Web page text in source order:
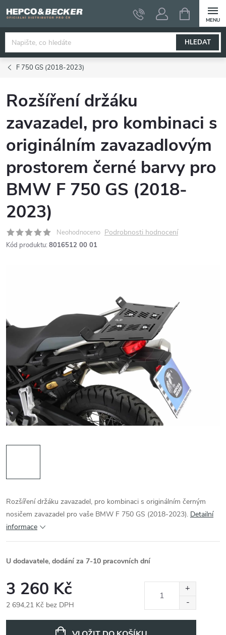
na
obsah
HLEDAT
NÁKUPNÍ
KOŠÍK
F 750 GS (2018-2023)
Rozšíření držáku
zavazadel, pro kombinaci s
originálním zavazadlovým
prostorem černé barvy pro
BMW F 750 GS (2018-
2023)
Neohodnoceno Podrobnosti hodnocení
Kód produktu: 8016512 00 01
Rozšíření držáku zavazadel, pro kombinaci s originálním černým
nosičem zavazadel pro vaše BMW F 750 GS (2018-2023). Detailní
informace
U dodavatele, dodání za 7-10 pracovních dní
3 260 Kč
2 694,21 Kč bez DPH